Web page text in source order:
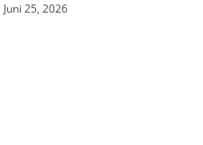
Juni 25, 2026